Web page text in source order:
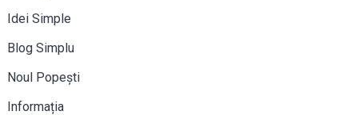
Idei Simple
Blog Simplu
Noul Popești
Informația